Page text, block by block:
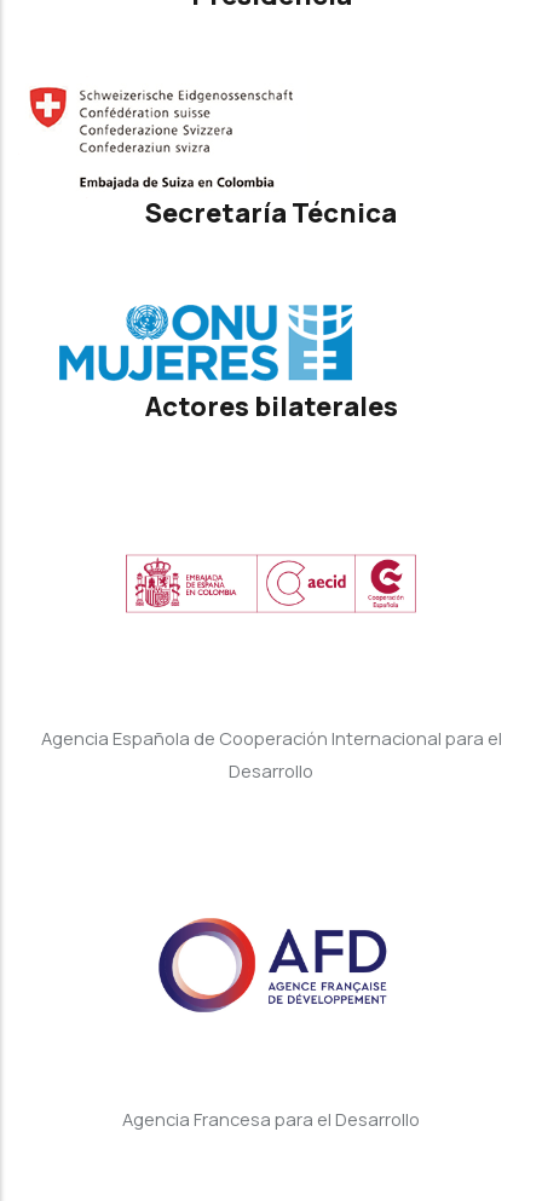
Secretaría Técnica
Actores bilaterales
Agencia Española de Cooperación Internacional para el
Desarrollo
Agencia Francesa para el Desarrollo